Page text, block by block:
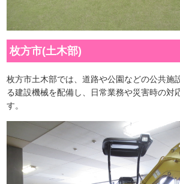
枚方市(土木部)
枚方市土木部では、道路や公園などの公共施
る建設機械を配備し、日常業務や災害時の対
す。